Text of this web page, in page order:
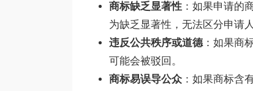
商标缺乏显著性：如果申请的
为缺乏显著性，无法区分申请
违反公共秩序或道德：如果商
可能会被驳回。
商标易误导公众：如果商标含